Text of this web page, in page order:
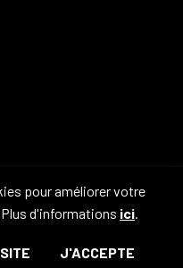
pour améliorer votre
d'informations ici.
J'ACCEPTE